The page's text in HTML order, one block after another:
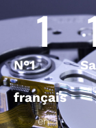
N°1
français
1
en